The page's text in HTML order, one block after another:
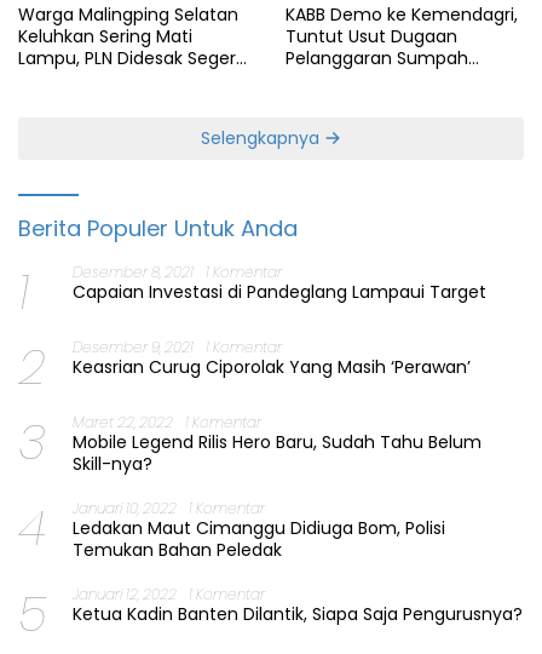
Warga Malingping Selatan
Keluhkan Sering Mati
Lampu, PLN Didesak Segera
KABB Demo ke Kemendagri,
Tuntut Usut Dugaan
Pelanggaran Sumpah
Selengkapnya
Berita Populer Untuk Anda
1 Desember 8, 2021 1 Komentar
Capaian Investasi di Pandeglang Lampaui Target
2 Desember 9, 2021 1 Komentar
Keasrian Curug Ciporolak Yang Masih ‘Perawan’
3 Maret 22, 2022 1 Komentar
Mobile Legend Rilis Hero Baru, Sudah Tahu Belum
Skill-nya?
4 Januari 10, 2022 1 Komentar
Ledakan Maut Cimanggu Didiuga Bom, Polisi
Temukan Bahan Peledak
5 Januari 12, 2022 1 Komentar
Ketua Kadin Banten Dilantik, Siapa Saja Pengurusnya?